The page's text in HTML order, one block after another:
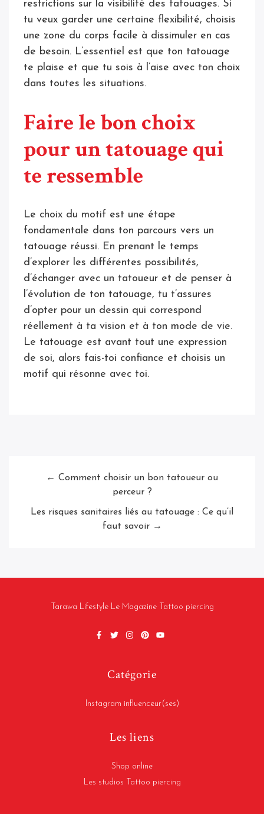
restrictions sur la visibilité des tatouages. Si
tu veux garder une certaine flexibilité, choisis
une zone du corps facile à dissimuler en cas
de besoin. L’essentiel est que ton tatouage
te plaise et que tu sois à l’aise avec ton choix
dans toutes les situations.
Faire le bon choix
pour un tatouage qui
te ressemble
Le choix du motif est une étape
fondamentale dans ton parcours vers un
tatouage réussi. En prenant le temps
d’explorer les différentes possibilités,
d’échanger avec un tatoueur et de penser à
l’évolution de ton tatouage, tu t’assures
d’opter pour un dessin qui correspond
réellement à ta vision et à ton mode de vie.
Le tatouage est avant tout une expression
de soi, alors fais-toi confiance et choisis un
motif qui résonne avec toi.
← Comment choisir un bon tatoueur ou
perceur ?
Les risques sanitaires liés au tatouage : Ce qu’il
faut savoir →
Tarawa Lifestyle Le Magazine Tattoo piercing
Catégorie
Instagram influenceur(ses)
Les liens
Shop online
Les studios Tattoo piercing